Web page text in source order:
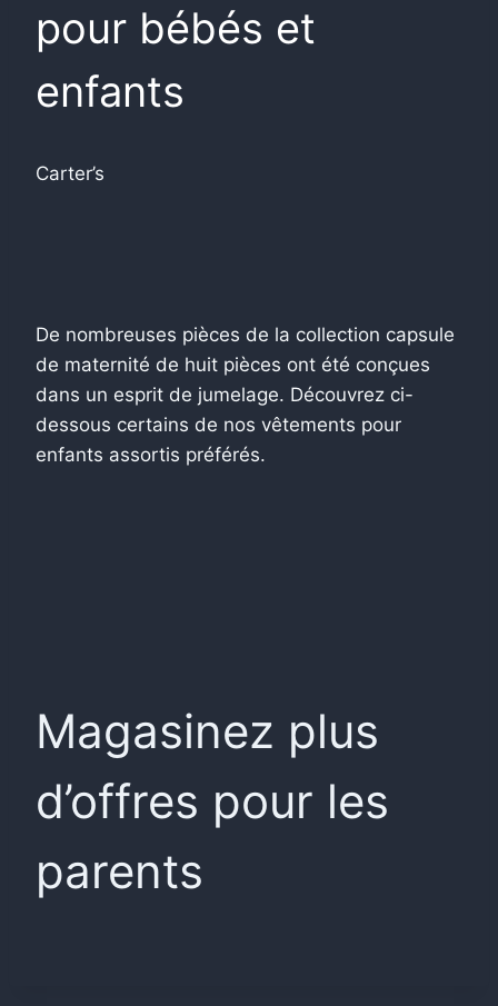
pour bébés et
enfants
Carter’s
De nombreuses pièces de la collection capsule
de maternité de huit pièces ont été conçues
dans un esprit de jumelage. Découvrez ci-
dessous certains de nos vêtements pour
enfants assortis préférés.
Magasinez plus
d’offres pour les
parents